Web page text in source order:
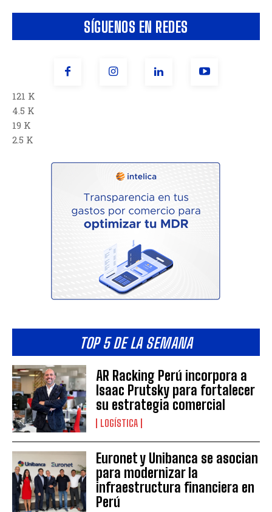
SÍGUENOS EN REDES
121 K
4.5 K
19 K
2.5 K
TOP 5 DE LA SEMANA
AR Racking Perú incorpora a
Isaac Prutsky para fortalecer
su estrategia comercial
LOGÍSTICA
Euronet y Unibanca se asocian
para modernizar la
infraestructura financiera en
Perú